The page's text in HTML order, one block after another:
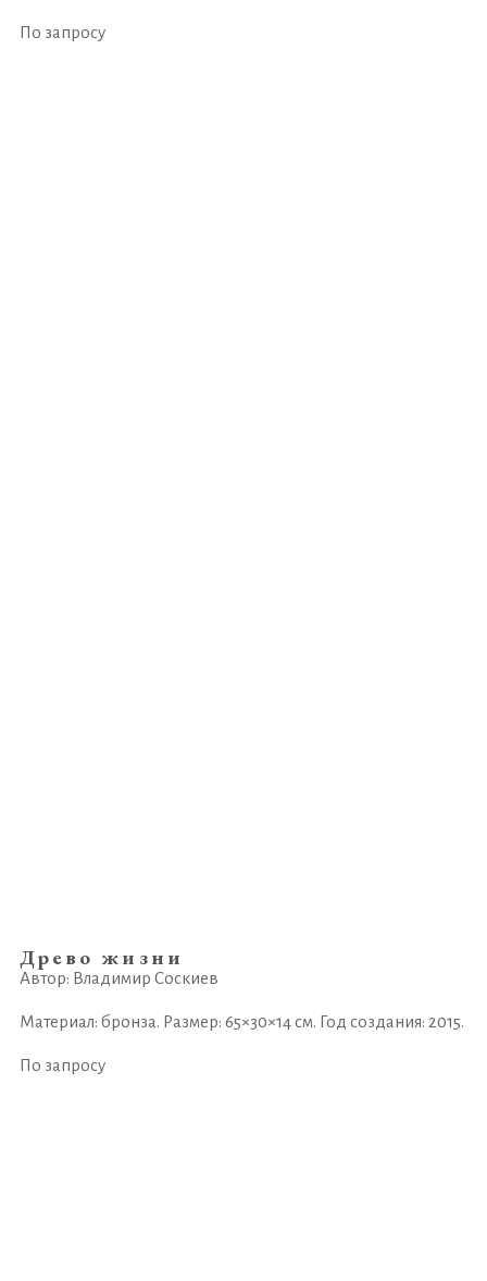
По запросу
Древо жизни
Автор: Владимир Соскиев
Материал: бронза. Размер: 65×30×14 см. Год создания: 2015.
По запросу